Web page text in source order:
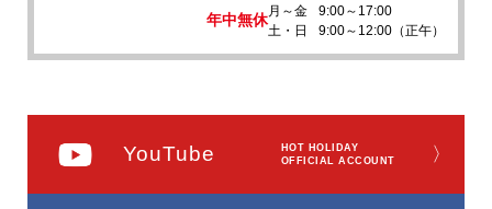
年中無休
月～金
9:00～17:00
土・日
9:00～12:00（正午）
YouTube
HOT HOLIDAY
OFFICIAL ACCOUNT
〉